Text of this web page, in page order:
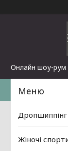
Онлайн шоу-рум
Жіночі